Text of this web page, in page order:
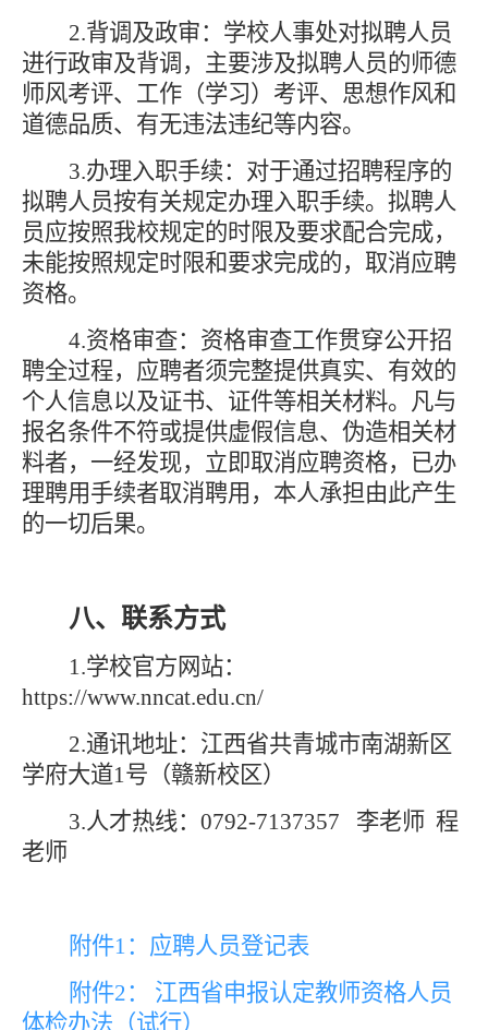
2.背调及政审： 学校人事处对拟聘人员
进行政审及背调，主要涉及拟聘人员的师德
师风考评、工作（学习）考评、思想作风和
道德品质、有无违法违纪等内容。
3.办理入职手续： 对于通过招聘程序的
拟聘人员按有关规定办理入职手续。拟聘人
员应按照我校规定的时限及要求配合完成，
未能按照规定时限和要求完成的，取消应聘
资格。
4.资格审查： 资格审查工作贯穿公开招
聘全过程，应聘者须完整提供真实、有效的
个人信息以及证书、证件等相关材料。凡与
报名条件不符或提供虚假信息、伪造相关材
料者，一经发现，立即取消应聘资格，已办
理聘用手续者取消聘用，本人承担由此产生
的一切后果。
八、联系方式
1.学校官方网站：
https://www.nncat.edu.cn/
2.通讯地址： 江西省共青城市南湖新区
学府大道1号（赣新校区）
3.人才热线： 0792-7137357 李老师 程
老师
附件1：应聘人员登记表
附件2： 江西省申报认定教师资格人员
体检办法（试行）